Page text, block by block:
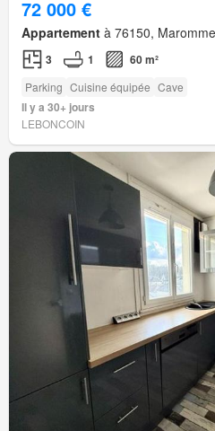
72 000 €
Appartement à 76150,
3 1 60 m²
Parking Cuisine équipée Cave
Il y a 30+ jours
LEBONCOIN